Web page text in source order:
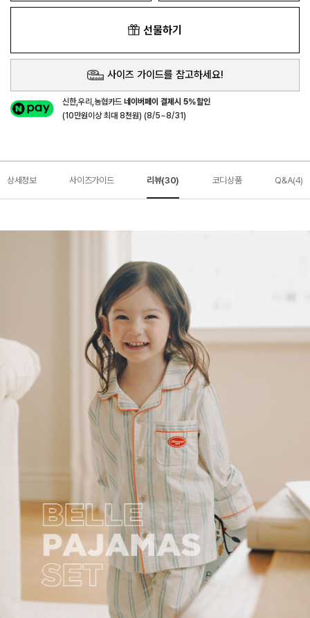
선물하기
사이즈 가이드를 참고하세요!
신한,우리,농협카드네이버페이 결제시 5%할인
(10만원이상 최대 8천원) (8/5~8/31)
상세정보 사이즈가이드 리뷰(30) 코디상품 Q&A(4)